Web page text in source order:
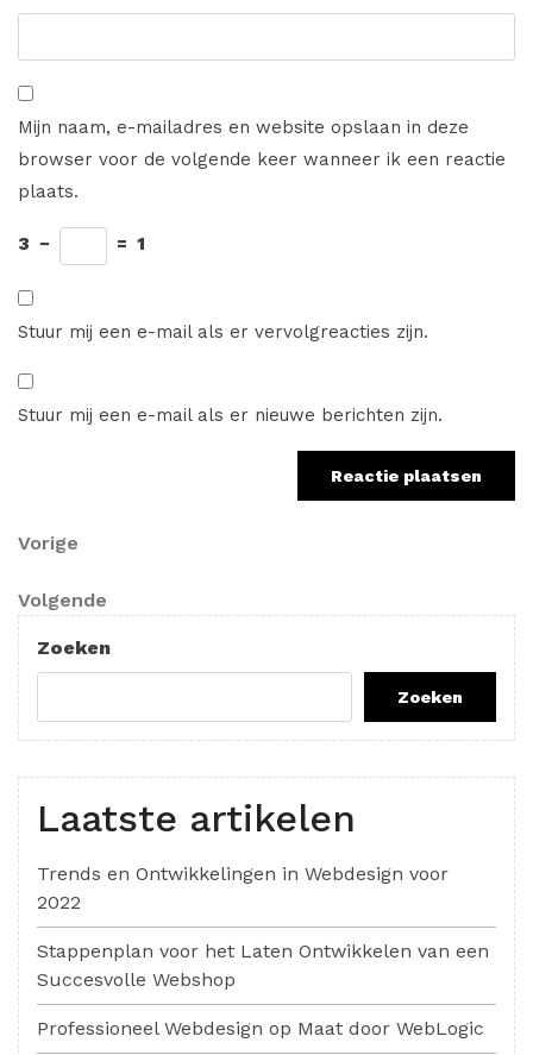
Mijn naam, e-mailadres en website opslaan in deze
browser voor de volgende keer wanneer ik een reactie
plaats.
3 − = 1
Stuur mij een e-mail als er vervolgreacties zijn.
Stuur mij een e-mail als er nieuwe berichten zijn.
Berichtnavigatie
Vorig
Vorige
Volgend
bericht
Volgende
Zoeken
Zoeken
Laatste artikelen
Trends en Ontwikkelingen in Webdesign voor
2022
Stappenplan voor het Laten Ontwikkelen van een
Succesvolle Webshop
Professioneel Webdesign op Maat door WebLogic